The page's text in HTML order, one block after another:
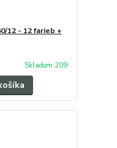
12 - 12 farieb +
Skladom 209